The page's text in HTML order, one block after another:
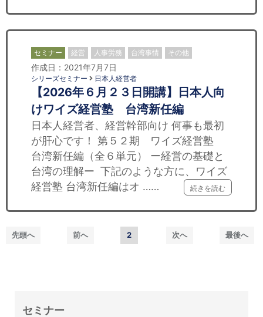
セミナー 経営 人事労務 台湾事情 その他
作成日：2021年7月7日
シリーズセミナー 日本人経営者
【2026年６月２３日開講】日本人向
けワイズ経営塾 台湾新任編
日本人経営者、経営幹部向け 何事も最初
が肝心です！ 第５２期 ワイズ経営塾
台湾新任編（全６単元） ー経営の基礎と
台湾の理解ー 下記のような方に、ワイズ
経営塾 台湾新任編はオ ……
続きを読む
先頭へ 前へ 2 次へ 最後へ
セミナー